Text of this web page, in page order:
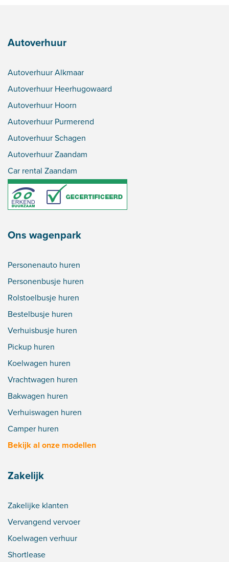
Autoverhuur
Autoverhuur Alkmaar
Autoverhuur Heerhugowaard
Autoverhuur Hoorn
Autoverhuur Purmerend
Autoverhuur Schagen
Autoverhuur Zaandam
Car rental Zaandam
Ons wagenpark
Personenauto huren
Personenbusje huren
Rolstoelbusje huren
Bestelbusje huren
Verhuisbusje huren
Pickup huren
Koelwagen huren
Vrachtwagen huren
Bakwagen huren
Verhuiswagen huren
Camper huren
Bekijk al onze modellen
Zakelijk
Zakelijke klanten
Vervangend vervoer
Koelwagen verhuur
Shortlease